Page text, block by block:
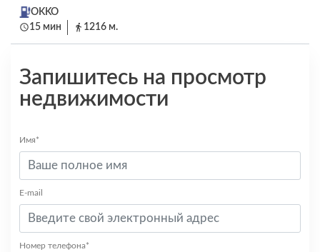
OKKO
15 мин
1216 м.
Запишитесь на просмотр
недвижимости
Имя*
E-mail
Номер телефона*